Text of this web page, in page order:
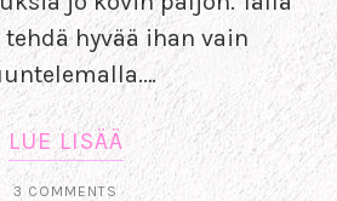
hyvää ihan vain
LUE LISÄÄ
3 COMMENTS